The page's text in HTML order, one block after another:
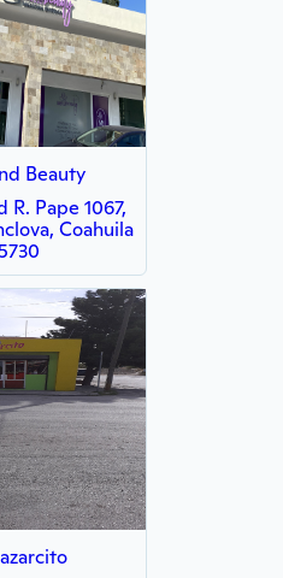
Beauty
R. Pape 1067,
Coahuila